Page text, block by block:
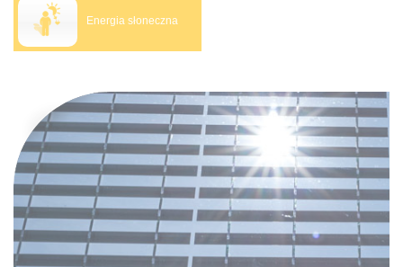
Energia słoneczna